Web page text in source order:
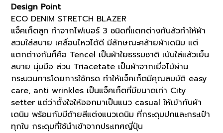
Design Point
ECO DENIM STRETCH BLAZER
แจ็คเก็ตสูท ทำจากไฟเบอร์ 3 ชนิดที่แตกต่างกันล้วทำให้ผ้า
สวมใส่สบาย เคลื่อนไหวได้ดี มีลักษณะคล้ายผ้าเดนิม แต่
แตกต่างกันก็คือ Tencel เป็นผ้าใยธรรมชาติ เน้นใส่แล้วเย็น
สบาย นุ่มมือ ส่วน Triacetate เป็นผ้าจากเยื่อไม้ผ่าน
กระบวนการโดยการใช้กรด ทำให้แจ็คเก็ตมีคุณสมบัติ easy
care, anti wrinkles เป็นแจ็คเก็ตที่มีขนาดเท่า City
setter แต่ว่าตั้งใจให้ออกมาเป็นแนว casual ให้เข้ากับผ้า
เดนิม พร้อมกับมีด้ายสีแต่งแนวเดนิม ที่กระดุมปกและกระเป๋า
ทุกใบ กระดุมที่ใช้นำเข้าจากประเทศญี่ปุ่น